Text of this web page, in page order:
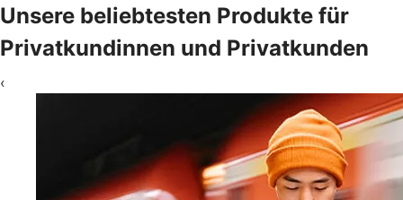
Unsere beliebtesten Produkte für
Privatkundinnen und Privatkunden
‹